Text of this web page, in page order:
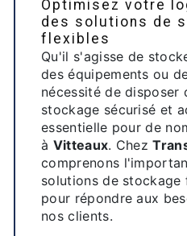
Optimisez votre
des solutions de
flexibles
Qu'il s'agisse de
des équipements ou
nécessité de disposer
stockage sécurisé et
essentielle pour de
à Vitteaux. Chez
comprenons
solutions de
pour répondre aux
nos clients.